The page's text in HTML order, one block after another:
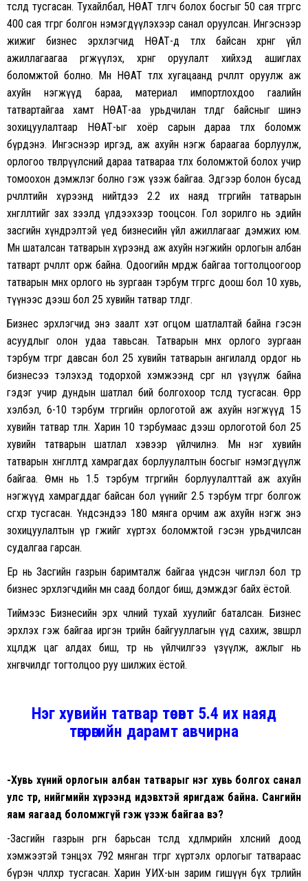
төсөлд тусгасан. Тухайлбал, НӨАТ төлөгч болох босгыг 50 сая төгрөгөөс
400 сая төгрөг болгон нэмэгдүүлэхээр санал оруулсан. Ингэснээр
жижиг бизнес эрхлэгчид НӨАТ-д төлөх байсан хөрөнгөө үйл
ажиллагаагаа өргөжүүлэх, хөрөнгө оруулалт хийхэд ашиглах
боломжтой болно. Мөн НӨАТ төлөх хугацаанд өөрчлөлт оруулж аж
ахуйн нэгжүүд бараа, материал импортлохдоо гаалийн
татвартайгаа хамт НӨАТ-аа урьдчилан төлдөг байсныг шинэ
зохицуулалтаар НӨАТ-ыг хоёр сарын дараа төлөх боломж
бүрдэнэ. Ингэснээр иргэд, аж ахуйн нэгж бараагаа борлуулж,
орлогоо төвлөрүүлсний дараа татвараа төлөх боломжтой болох учир
томоохон дэмжлэг болно гэж үзэж байгаа. Эдгээр болон бусад
өөрчлөлтийн хүрээнд нийтдээ 2.2 их наяд төгрөгийн татварын
хөнгөлөлтийг зах зээлд үлдээхээр тооцсон. Гол зорилго нь эдийн
засгийн хүндрэлтэй үед бизнесийн үйл ажиллагааг дэмжих юм.
Мөн шаталсан татварын хүрээнд аж ахуйн нэгжийн орлогын албан
татварт өөрчлөлт орж байна. Одоогийн мөрдөж байгаа тогтолцоогоор
татварын өмнөх орлого нь зургаан тэрбум төгрөгөөс доош бол 10 хувь,
түүнээс дээш бол 25 хувийн татвар төлдөг.
Бизнес эрхлэгчид энэ заалт хэт огцом шатлалтай байна гэсэн
асуудлыг олон удаа тавьсан. Татварын өмнөх орлого зургаан
тэрбум төгрөг давсан бол 25 хувийн татварын ангилалд ордог нь
бизнесээ тэлэхэд тодорхой хэмжээнд сөрөг нөлөө үзүүлж байна
гэдэг учир дундын шатлал бий болгохоор төсөлд тусгасан. Өөрөөр
хэлбэл, 6-10 тэрбум төгрөгийн орлоготой аж ахуйн нэгжүүд 15
хувийн татвар төлнө. Харин 10 тэрбумаас дээш орлоготой бол 25
хувийн татварын шатлал хэвээр үйлчилнэ. Мөн нэг хувийн
татварын хөнгөлөлтөд хамрагдах борлуулалтын босгыг нэмэгдүүлж
байгаа. Өмнө нь 1.5 тэрбум төгрөгийн борлуулалттай аж ахуйн
нэгжүүд хамрагддаг байсан бол үүнийг 2.5 тэрбум төгрөг болгож
өсгөхөөр тусгасан. Үндсэндээ 180 мянга орчим аж ахуйн нэгж энэ
зохицуулалтын үр өгөөжийг хүртэх боломжтой гэсэн урьдчилсан
судалгаа гарсан.
Ер нь Засгийн газрын баримталж байгаа үндсэн чиглэл бол төр
бизнес эрхлэгчдийн өмнө саад болдог биш, дэмждэг байх ёстой.
Тиймээс Бизнесийн эрх чөлөөний тухай хуулийг баталсан. Бизнес
эрхлэх гэж байгаа иргэн төрийн байгууллагын үүд сахиж, зөвшөөрөл
хөөцөлдөж цаг алдах биш, төр нь үйлчилгээ үзүүлж, ажлыг нь
хөнгөвчилдөг тогтолцоо руу шилжих ёстой.
Нэг хувийн татвар төсөвт 5.4 их наяд
төгрөгийн дарамт авчирна
-Хувь хүний орлогын албан татварыг нэг хувь болгох санал
улс төр, нийгмийн хүрээнд идэвхтэй яригдаж байна. Сангийн
яам яагаад боломжгүй гэж үзэж байгаа вэ?
-Засгийн газрын өргөн барьсан төсөлд хөдөлмөрийн хөлсний доод
хэмжээтэй тэнцэх 792 мянган төгрөг хүртэлх орлогыг татвараас
бүрэн чөлөөлөхөөр тусгасан. Харин УИХ-ын зарим гишүүн бүх төрлийн